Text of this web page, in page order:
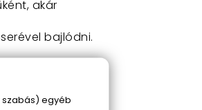
akár
bajlódni.
szabás) egyéb